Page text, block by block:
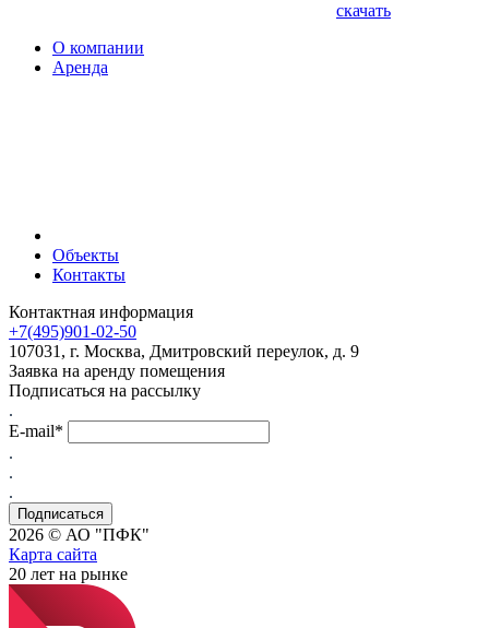
скачать
О компании
Аренда
Объекты
Контакты
Контактная информация
+7(495)901-02-50
107031, г. Москва, Дмитровский переулок, д. 9
Заявка на аренду помещения
Подписаться на рассылку
.
E-mail*
.
.
.
2026 © АО "ПФК"
Карта сайта
20 лет на рынке